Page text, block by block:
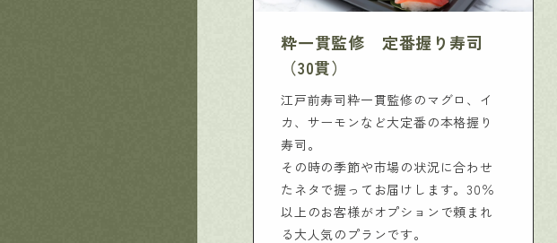
粋一貫監修 定番握り寿司
（30貫）
江戸前寿司粋一貫監修のマグロ、イ
カ、サーモンなど大定番の本格握り
寿司。
その時の季節や市場の状況に合わせ
たネタで握ってお届けします。30％
以上のお客様がオプションで頼まれ
る大人気のプランです。